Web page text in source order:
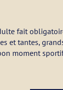
fait
et tantes,
moment